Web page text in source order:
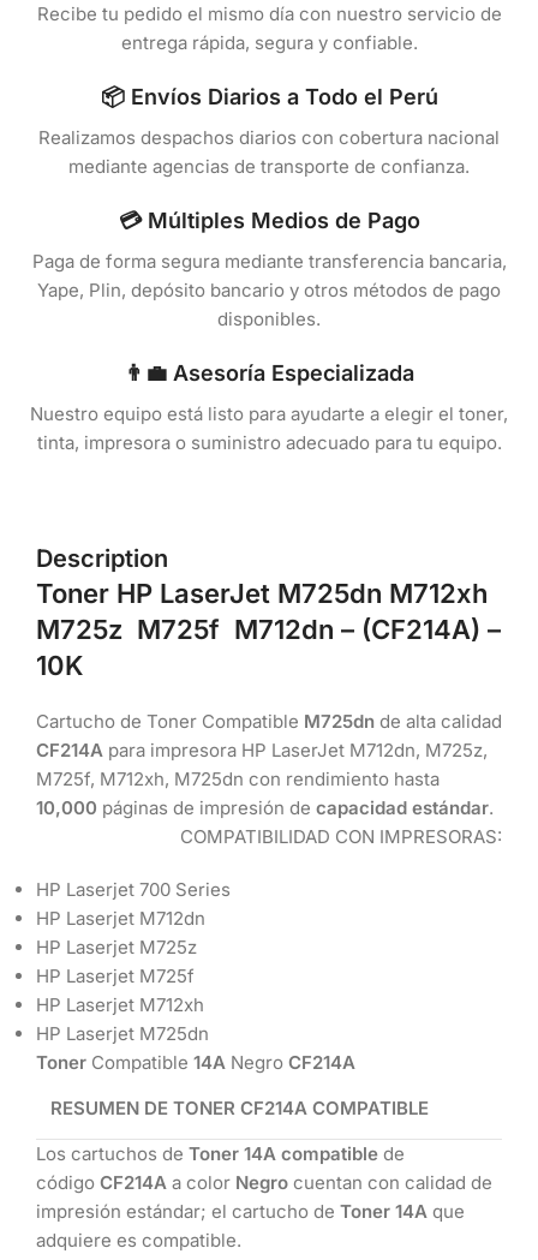
Recibe tu pedido el mismo día con nuestro servicio de
entrega rápida, segura y confiable.
📦 Envíos Diarios a Todo el Perú
Realizamos despachos diarios con cobertura nacional
mediante agencias de transporte de confianza.
💳 Múltiples Medios de Pago
Paga de forma segura mediante transferencia bancaria,
Yape, Plin, depósito bancario y otros métodos de pago
disponibles.
👨‍💼 Asesoría Especializada
Nuestro equipo está listo para ayudarte a elegir el toner,
tinta, impresora o suministro adecuado para tu equipo.
Description
Toner HP LaserJet M725dn M712xh
M725z M725f M712dn – (CF214A) –
10K
Cartucho de Toner Compatible M725dn de alta calidad
CF214A para impresora HP LaserJet M712dn, M725z,
M725f, M712xh, M725dn con rendimiento hasta
10,000 páginas de impresión de capacidad estándar.
COMPATIBILIDAD CON IMPRESORAS:
HP Laserjet 700 Series
HP Laserjet M712dn
HP Laserjet M725z
HP Laserjet M725f
HP Laserjet M712xh
HP Laserjet M725dn
Toner Compatible 14A Negro CF214A
RESUMEN DE TONER CF214A COMPATIBLE
Los cartuchos de Toner 14A compatible de
código CF214A a color Negro cuentan con calidad de
impresión estándar; el cartucho de Toner 14A que
adquiere es compatible.